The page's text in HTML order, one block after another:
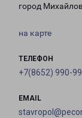
город
на карте
ТЕЛЕФОН
+7(8652) 990-
EMAIL